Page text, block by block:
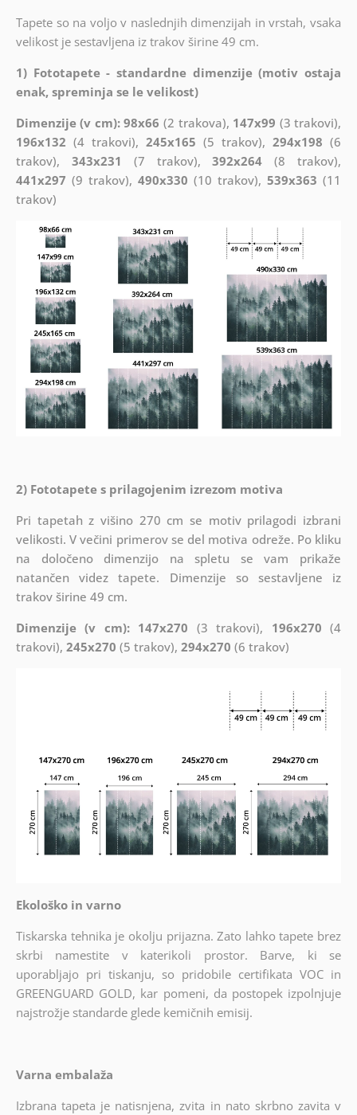
Tapete so na voljo v naslednjih dimenzijah in vrstah, vsaka
velikost je sestavljena iz trakov širine 49 cm.
1) Fototapete - standardne dimenzije (motiv ostaja
enak, spreminja se le velikost)
Dimenzije (v cm): 98x66 (2 trakova), 147x99 (3 trakovi),
196x132 (4 trakovi), 245x165 (5 trakov),294x198 (6
trakov), 343x231 (7 trakov),392x264 (8 trakov),
441x297 (9 trakov), 490x330 (10 trakov),539x363 (11
trakov)
2) Fototapete s prilagojenim izrezom motiva
Pri tapetah z višino 270 cm se motiv prilagodi izbrani
velikosti. V večini primerov se del motiva odreže. Po kliku
na določeno dimenzijo na spletu se vam prikaže
natančen videz tapete. Dimenzije so sestavljene iz
trakov širine 49 cm.
Dimenzije (v cm): 147x270 (3 trakovi), 196x270 (4
trakovi), 245x270 (5 trakov), 294x270 (6 trakov)
Ekološko in varno
Tiskarska tehnika je okolju prijazna. Zato lahko tapete brez
skrbi namestite v katerikoli prostor. Barve, ki se
uporabljajo pri tiskanju, so pridobile certifikata VOC in
GREENGUARD GOLD, kar pomeni, da postopek izpolnjuje
najstrožje standarde glede kemičnih emisij.
Varna embalaža
Izbrana tapeta je natisnjena, zvita in nato skrbno zavita v